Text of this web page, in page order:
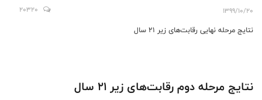
1399/10/20
20320
نتایج مرحله نهایی رقابت‌های زیر 21 سال
نتایج مرحله دوم رقابت‌های زیر 21 سال